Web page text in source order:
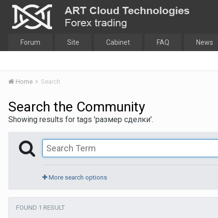
Forum Site Cabinet FAQ News
Home Search
Search the Community
Showing results for tags 'размер сделки'.
More search options
FOUND 1 RESULT